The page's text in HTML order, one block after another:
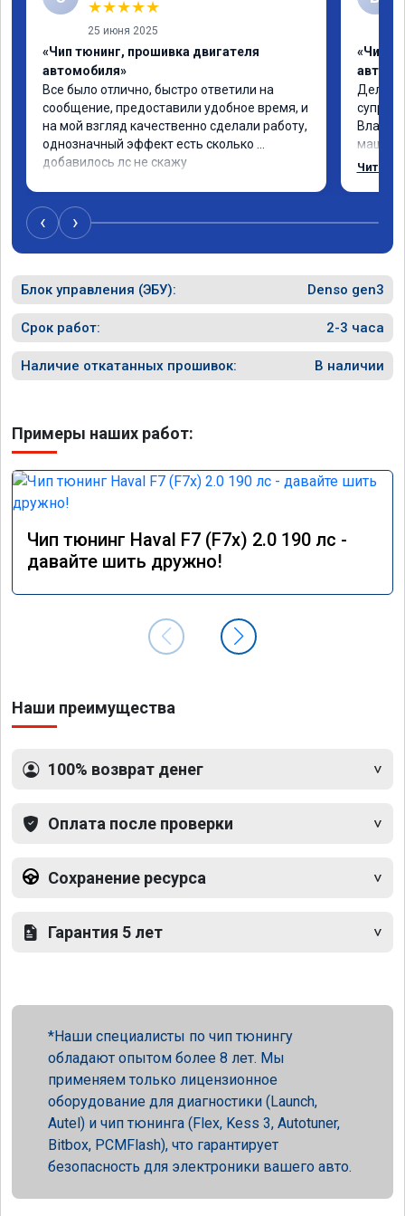
★★★★★
25 июня 2025
«Чип тюнинг, прошивка двигателя
автомобиля»
Все было отлично, быстро ответили на
сообщение, предоставили удобное время, и
на мой взгляд качественно сделали работу,
однозначный эффект есть сколько
добавилось лс не скажу
«Чип
Делал
машина
Читать
‹ ›
Блок управления (ЭБУ): Denso gen3
Срок работ: 2-3 часа
Наличие откатанных прошивок: В наличии
Примеры наших работ:
Чип тюнинг Haval F7 (F7x) 2.0 190 лс -
давайте шить дружно!
Наши преимущества
100% возврат денег
Оплата после проверки
Сохранение ресурса
Гарантия 5 лет
Наши специалисты по чип тюнингу
обладают опытом более 8 лет. Мы
применяем только лицензионное
оборудование для диагностики (Launch,
Autel) и чип тюнинга (Flex, Kess 3, Autotuner,
Bitbox, PCMFlash), что гарантирует
безопасность для электроники вашего авто.